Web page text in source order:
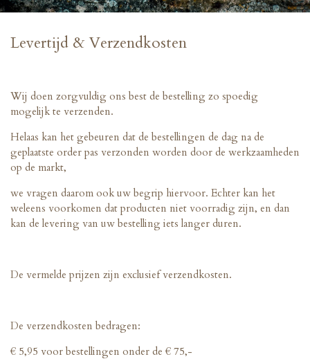
Levertijd & Verzendkosten
Wij doen zorgvuldig ons best de bestelling zo spoedig
mogelijk te verzenden.
Helaas kan het gebeuren dat de bestellingen de dag na de
geplaatste order pas verzonden worden door de werkzaamheden
op de markt,
we vragen daarom ook uw begrip hiervoor. Echter kan het
weleens voorkomen dat producten niet voorradig zijn, en dan
kan de levering van uw bestelling iets langer duren.
De vermelde prijzen zijn exclusief verzendkosten.
De verzendkosten bedragen:
€ 5,95 voor bestellingen onder de € 75,-